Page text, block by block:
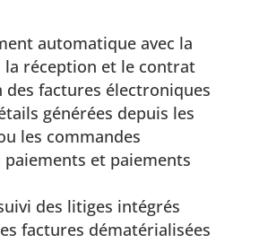
automatique avec la
la réception et le contrat
factures électroniques
générées depuis les
les commandes
paiements et paiements
des litiges intégrés
factures dématérialisées